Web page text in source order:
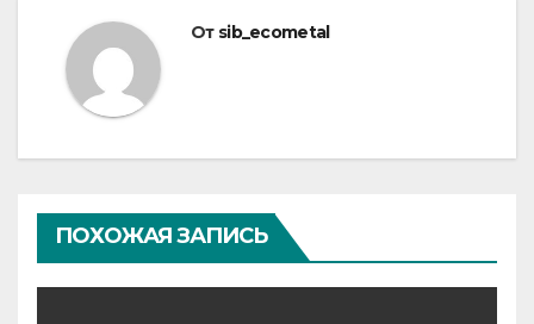
От sib_ecometal
ПОХОЖАЯ ЗАПИСЬ